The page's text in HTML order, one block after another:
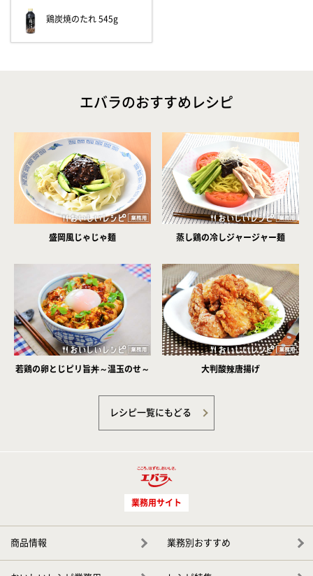
鶏炭焼のたれ 545g
エバラのおすすめレシピ
盛岡風じゃじゃ麺 蒸し鶏の冷しジャージャー麺
若鶏の卵とじピリ旨丼～温玉のせ～ 大判酸辣唐揚げ
レシピ一覧にもどる
業務用サイト
商品情報 業務別おすすめ